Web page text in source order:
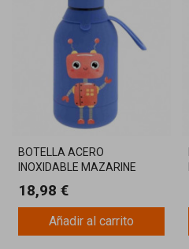
BOTELLA ACERO
INOXIDABLE MAZARINE
18,98 €
Añadir al carrito